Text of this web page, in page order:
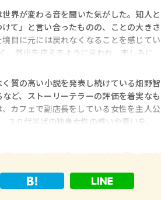
界が変わる音を聞いた気がした。知人と
て」と言い合ったものの、ことの大きさ
目に元には戻れなくなることを感じてい
。外出を控えるように言われ、楽しみに
質の高い小説を発表し続けている畑野智
ど、ストーリーテラーの評価を着実なも
カフェで副店長をしている女性を主人公
０代半ばの独身女性の惑いや憂いを、